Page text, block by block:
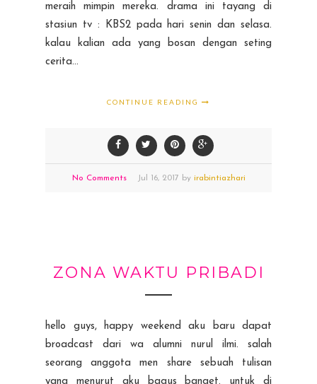
meraih mimpin mereka. drama ini tayang di
stasiun tv : KBS2 pada hari senin dan selasa.
kalau kalian ada yang bosan dengan seting
cerita...
CONTINUE READING
No Comments Jul 16,2017 by irabintiazhari
ZONA WAKTU PRIBADI
hello guys, happy weekend aku baru dapat
broadcast dari wa alumni nurul ilmi. salah
seorang anggota men share sebuah tulisan
yang menurut aku bagus banget. untuk di